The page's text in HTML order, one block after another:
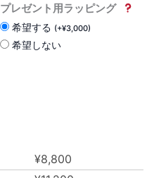
プレゼント用ラッピング
希望する (+¥3,000)
希望しない
¥8,800